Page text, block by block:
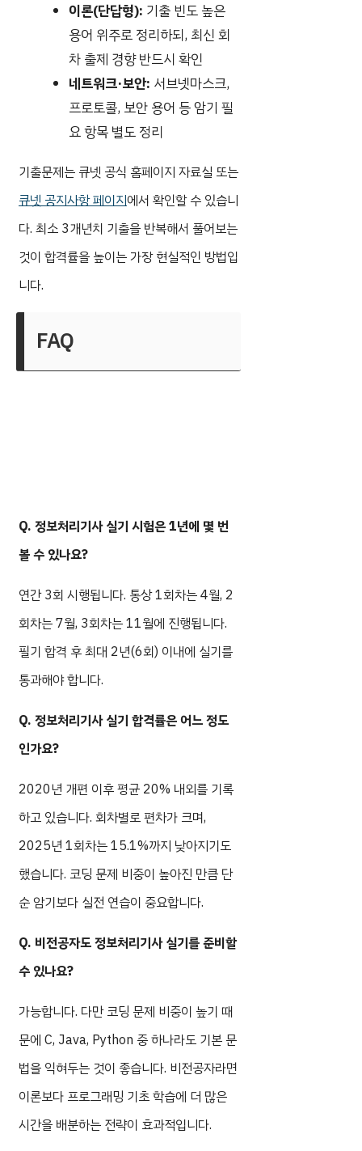
이론(단답형): 기출 빈도 높은
용어 위주로 정리하되, 최신 회
차 출제 경향 반드시 확인
네트워크·보안: 서브넷마스크,
프로토콜, 보안 용어 등 암기 필
요 항목 별도 정리
기출문제는 큐넷 공식 홈페이지 자료실 또는
큐넷 공지사항 페이지에서 확인할 수 있습니
다. 최소 3개년치 기출을 반복해서 풀어보는
것이 합격률을 높이는 가장 현실적인 방법입
니다.
FAQ
Q. 정보처리기사 실기 시험은 1년에 몇 번
볼 수 있나요?
연간 3회 시행됩니다. 통상 1회차는 4월, 2
회차는 7월, 3회차는 11월에 진행됩니다.
필기 합격 후 최대 2년(6회) 이내에 실기를
통과해야 합니다.
Q. 정보처리기사 실기 합격률은 어느 정도
인가요?
2020년 개편 이후 평균 20% 내외를 기록
하고 있습니다. 회차별로 편차가 크며,
2025년 1회차는 15.1%까지 낮아지기도
했습니다. 코딩 문제 비중이 높아진 만큼 단
순 암기보다 실전 연습이 중요합니다.
Q. 비전공자도 정보처리기사 실기를 준비할
수 있나요?
가능합니다. 다만 코딩 문제 비중이 높기 때
문에 C, Java, Python 중 하나라도 기본 문
법을 익혀두는 것이 좋습니다. 비전공자라면
이론보다 프로그래밍 기초 학습에 더 많은
시간을 배분하는 전략이 효과적입니다.